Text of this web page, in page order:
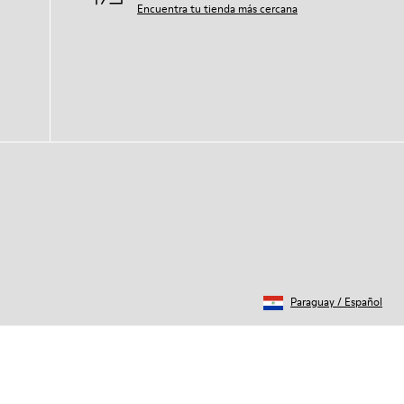
Encuentra tu tienda más cercana
Paraguay/ Español